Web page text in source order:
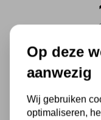
1
Op deze
aanwezig
Wij gebruiken
optimaliseren,